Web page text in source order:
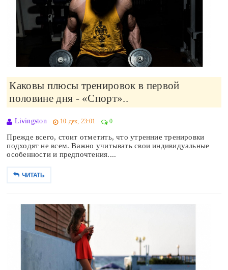
Каковы плюсы тренировок в первой
половине дня - «Спорт»..
Livingston 10-дек, 23:01 0
Прежде всего, стоит отметить, что утренние тренировки
подходят не всем. Важно учитывать свои индивидуальные
особенности и предпочтения....
ЧИТАТЬ